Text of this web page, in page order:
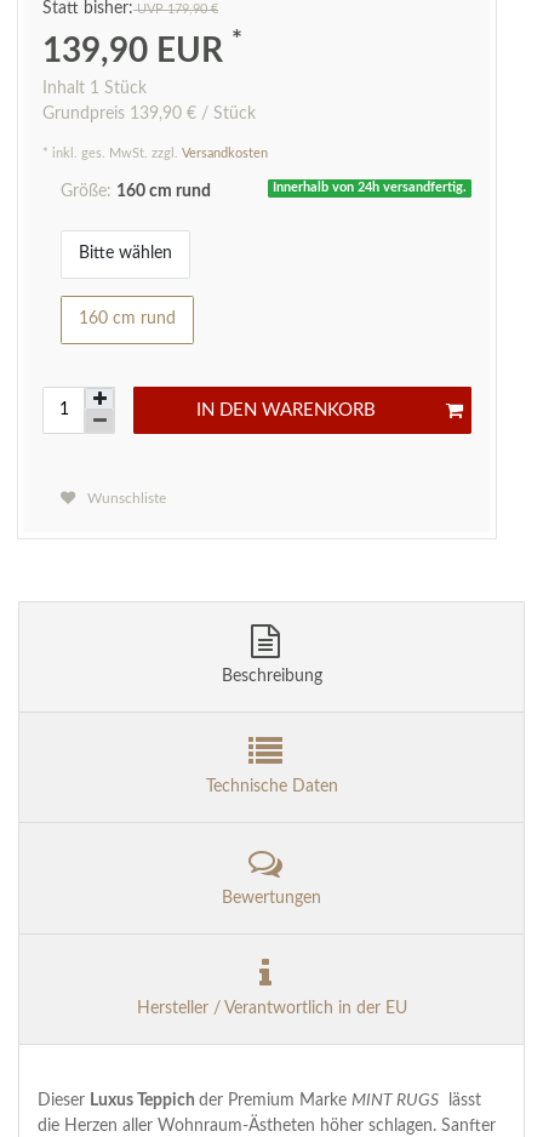
UVP 179,90 €
139,90 EUR *
Inhalt 1 Stück
Grundpreis 139,90 € / Stück
* inkl. ges. MwSt. zzgl. Versandkosten
Innerhalb von 24h versandfertig.
Größe: 160 cm rund
Bitte wählen
160 cm rund
IN DEN WARENKORB
Wunschliste
Beschreibung
Technische Daten
Bewertungen
Hersteller / Verantwortlich in der EU
Dieser Luxus Teppich der Premium Marke MINT RUGS lässt
die Herzen aller Wohnraum-Ästheten höher schlagen. Sanfter